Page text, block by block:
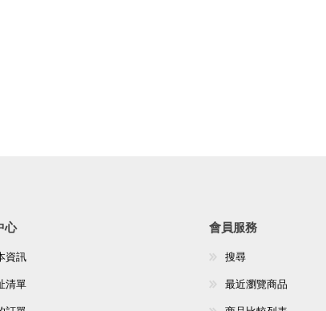
心
資訊
清單
會員服務
搜尋
最近瀏覽商品